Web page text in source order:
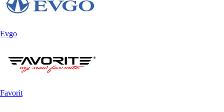
Evgo
Favorit